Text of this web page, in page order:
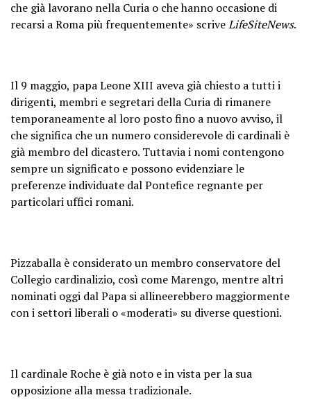
che già lavorano nella Curia o che hanno occasione di
recarsi a Roma più frequentemente» scriveLifeSiteNews.
Il 9 maggio, papa Leone XIII aveva già chiesto a tutti i
dirigenti, membri e segretari della Curia di rimanere
temporaneamente al loro posto fino a nuovo avviso, il
che significa che un numero considerevole di cardinali è
già membro del dicastero. Tuttavia i nomi contengono
sempre un significato e possono evidenziare le
preferenze individuate dal Pontefice regnante per
particolari uffici romani.
Pizzaballa è considerato un membro conservatore del
Collegio cardinalizio, così come Marengo, mentre altri
nominati oggi dal Papa si allineerebbero maggiormente
con i settori liberali o «moderati» su diverse questioni.
Il cardinale Roche è già noto e in vista per la sua
opposizione alla messa tradizionale.